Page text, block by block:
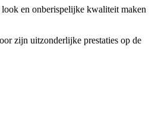
en onberispelijke kwaliteit maken
zijn uitzonderlijke prestaties op de